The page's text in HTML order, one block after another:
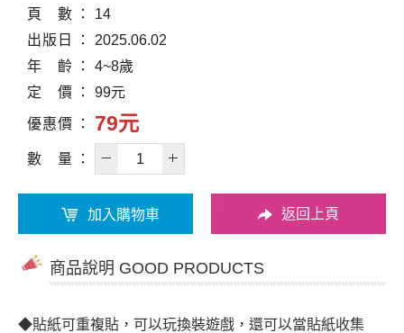
頁
數
14
出版 日
2025.06.02
年
齡
4~8歲
定
價 99元
優惠價 79元
數 量
加入購物車 返回上頁
商品說明 GOOD PRODUCTS
◆貼紙可重複貼，可以玩換裝遊戲，還可以當貼紙收集